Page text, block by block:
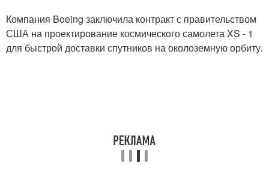
Компания Boeing заключила контракт с правительством
США на проектирование космического самолета XS - 1
для быстрой доставки спутников на околоземную орбиту.